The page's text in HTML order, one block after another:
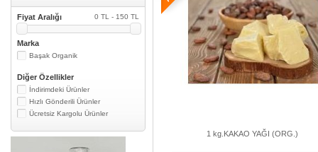
Fiyat Aralığı 0 TL - 150 TL
Marka
Başak Organik
Diğer Özellikler
İndirimdeki Ürünler
Hızlı Gönderili Ürünler
Ücretsiz Kargolu Ürünler
1 kg.KAKAO YAĞI (ORG.)